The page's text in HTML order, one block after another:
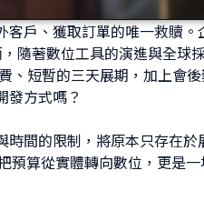
戶、獲取訂單的唯一救贖
隨著數位工具的演進與全球
、短暫的三天展期，加上會
發方式嗎？
間的限制，將原本只存在
預算從實體轉向數位，更是